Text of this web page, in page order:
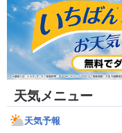
天気メニュー
天気予報